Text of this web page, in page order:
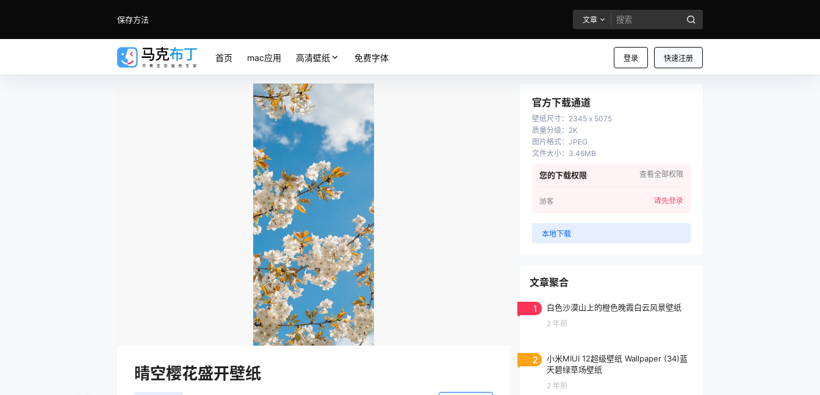
保存方法 文章
登录 快速注册
首页 mac应用 高清壁纸 免费字体
晴空樱花盛开壁纸
官方下载通道
壁纸尺寸： 2345 x 5075
质量分级 ： 2K
图片格式： JPEG
文件大小： 3.46MB
您的下载权限 查看全部权限
游客 请先登录
本地下载
文章聚合
1 白色沙漠山上的橙色晚霞白云风景壁纸
2 年前
2
小米MIUI 12超级壁纸 Wallpaper (34)蓝
天碧绿草场壁纸
2 年前